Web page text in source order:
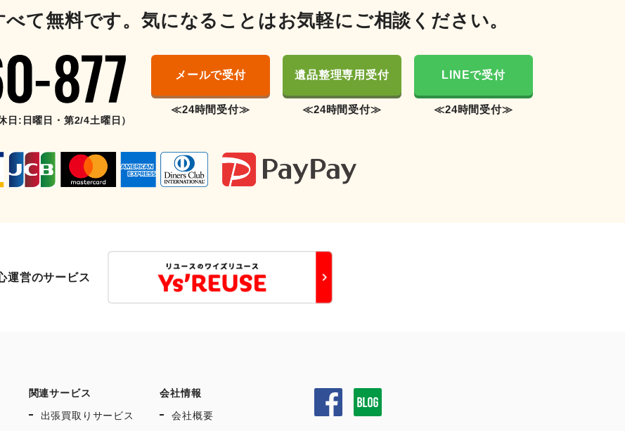
て無料です。気になることはお気軽にご相談ください。
日:日曜日・第2/4土曜日）
メールで受付
≪24時間受付≫
遺品整理専用受付
≪24時間受付≫
LINEで受付
≪24時間受付≫
運営のサービス
関連サービス
出張買取りサービス
会社情報
会社概要